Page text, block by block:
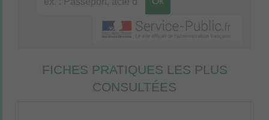
FICHES PRATIQUES LES PLUS
CONSULTÉES